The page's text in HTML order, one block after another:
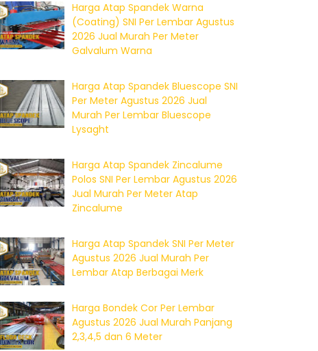
Harga Atap Spandek Warna
(Coating) SNI Per Lembar Agustus
2026 Jual Murah Per Meter
Galvalum Warna
Harga Atap Spandek Bluescope SNI
Per Meter Agustus 2026 Jual
Murah Per Lembar Bluescope
Lysaght
Harga Atap Spandek Zincalume
Polos SNI Per Lembar Agustus 2026
Jual Murah Per Meter Atap
Zincalume
Harga Atap Spandek SNI Per Meter
Agustus 2026 Jual Murah Per
Lembar Atap Berbagai Merk
Harga Bondek Cor Per Lembar
Agustus 2026 Jual Murah Panjang
2,3,4,5 dan 6 Meter